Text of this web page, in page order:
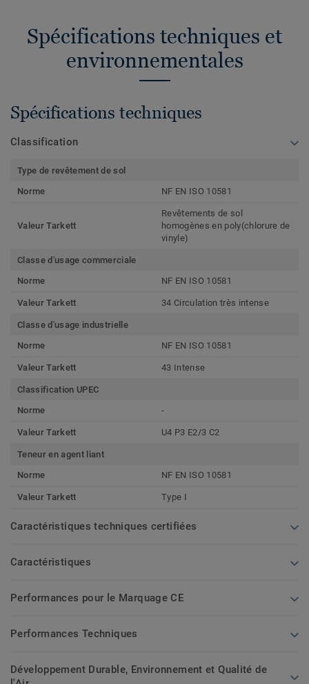
Spécifications techniques et
environnementales
Spécifications techniques
Classification
Type de revêtement de sol
Norme
NF EN ISO 10581
Valeur Tarkett
Revêtements de sol
homogènes en poly(chlorure de
vinyle)
Classe d'usage commerciale
Norme
NF EN ISO 10581
Valeur Tarkett 34 Circulation très intense
Classe d'usage industrielle
Norme
NF EN ISO 10581
Valeur Tarkett 43 Intense
Classification UPEC
Norme
-
Valeur Tarkett U4 P3 E2/3 C2
Teneur en agent liant
Norme
NF EN ISO 10581
Valeur Tarkett Type I
Caractéristiques techniques certifiées
Caractéristiques
Performances pour le Marquage CE
Performances Techniques
Développement Durable, Environnement et Qualité de